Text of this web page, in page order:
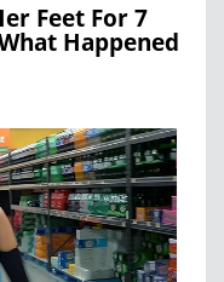
Feet For 7
Happened